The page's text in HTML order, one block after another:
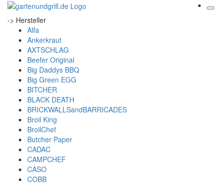
-> Hersteller
Alfa
Ankerkraut
AXTSCHLAG
Beefer Original
Big Daddys BBQ
Big Green EGG
BITCHER
BLACK DEATH
BRICKWALLSandBARRICADES
Broil King
BroilChef
Butcher Paper
CADAC
CAMPCHEF
CASO
COBB